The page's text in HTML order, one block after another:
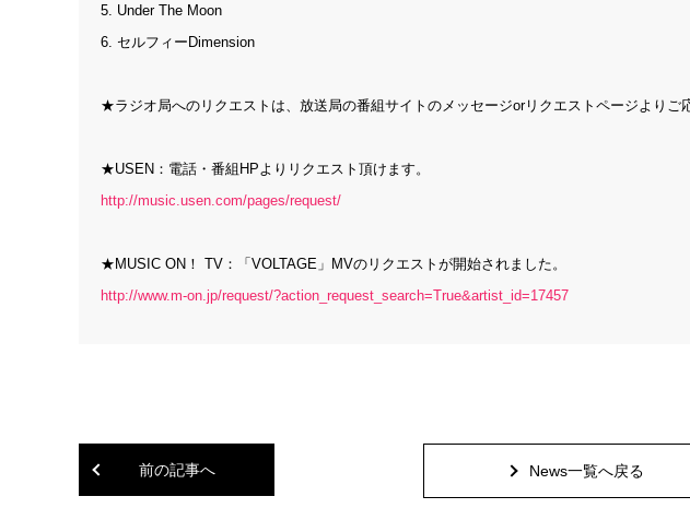
5. Under The Moon
6. セルフィーDimension
★ラジオ局へのリクエストは、放送局の番組サイトのメッセージorリクエストページよりご
★USEN：電話・番組HPよりリクエスト頂けます。
http://music.usen.com/pages/request/
★MUSIC ON！ TV：「VOLTAGE」MVのリクエストが開始されました。
http://www.m-on.jp/request/?action_request_search=True&artist_id=17457
前の記事へ News一覧へ戻る